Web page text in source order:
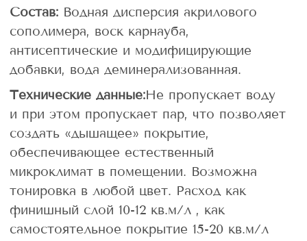
Состав: Водная дисперсия акрилового
сополимера, воск карнауба,
антисептические и модифицирующие
добавки, вода деминерализованная.
Технические данные:Не пропускает воду
и при этом пропускает пар, что позволяет
создать «дышащее» покрытие,
обеспечивающее естественный
микроклимат в помещении. Возможна
тонировка в любой цвет. Расход как
финишный слой 10-12 кв.м/л , как
самостоятельное покрытие 15-20 кв.м/л